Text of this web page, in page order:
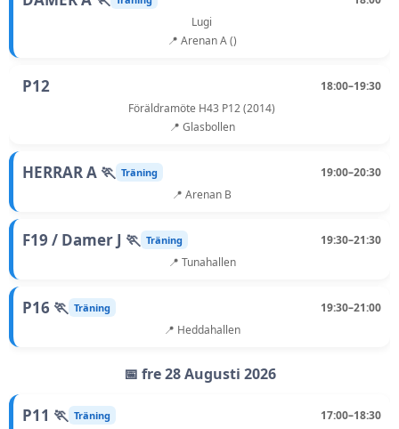
Lugi
📍 Arenan A ()
P12
18:00–19:30
Föräldramöte H43 P12 (2014)
📍 Glasbollen
HERRAR A 🏃 Träning
19:00–20:30
📍 Arenan B
F19 / Damer J 🏃 Träning
19:30–21:30
📍 Tunahallen
P16 🏃 Träning
19:30–21:00
📍 Heddahallen
📅 fre 28 Augusti 2026
P11 🏃 Träning
17:00–18:30